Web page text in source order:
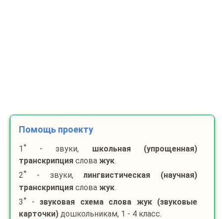
Помощь проекту
1 * - звуки, школьная (упрощенная)
транскрипция слова жук.
2* - звуки,лингвистическая (научная)
транскрипция слова жук.
3* - звуковая схема слова жук
(звуковые
карточки) дошкольникам, 1 - 4 класс.